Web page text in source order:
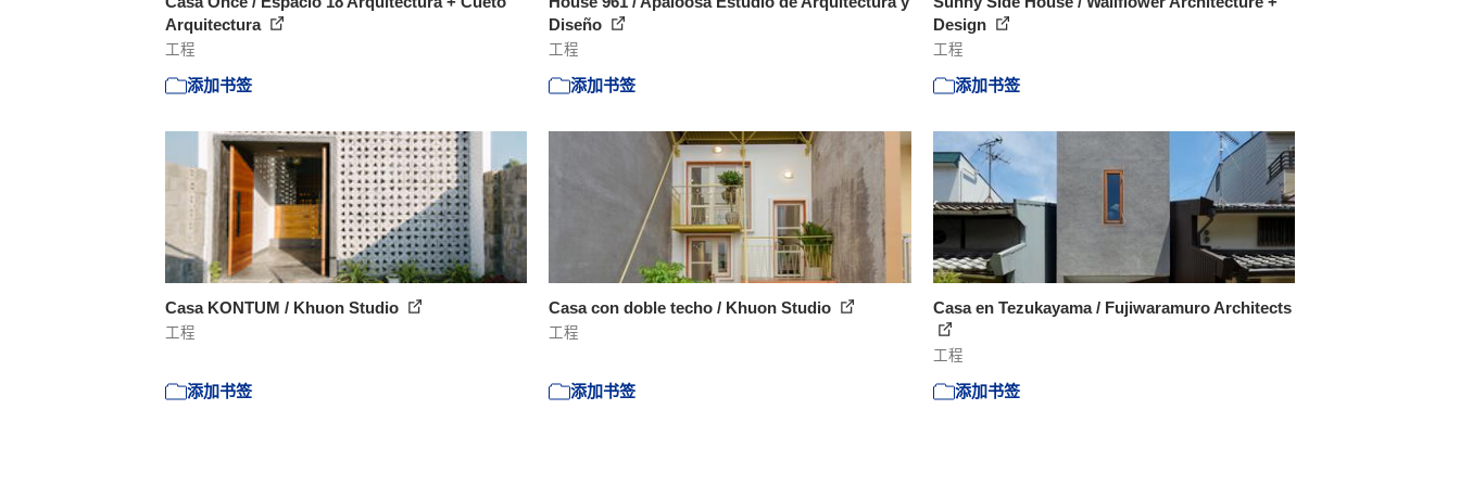
Arquitectura
工程
添加书签
Diseño
工程
添加书签
Design
工程
添加书签
Casa KONTUM / Khuon Studio
工程
添加书签
Casa con doble techo / Khuon Studio
工程
添加书签
Casa en Tezukayama / Fujiwaramuro Architects
工程
添加书签